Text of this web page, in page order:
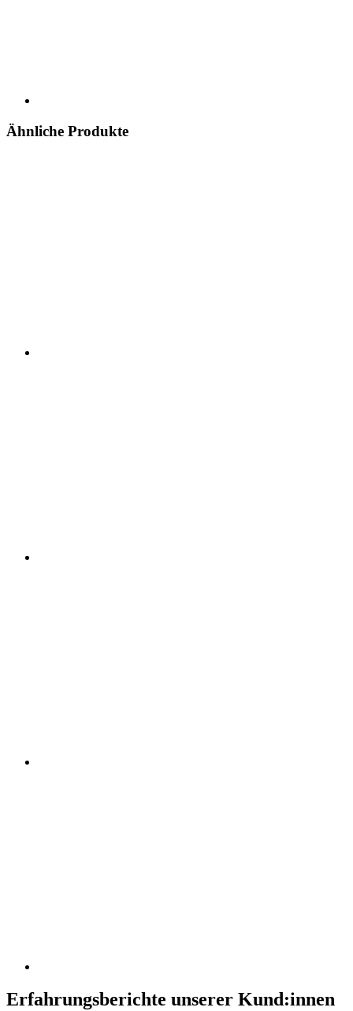
Ähnliche Produkte
Erfahrungsberichte unserer Kund:innen